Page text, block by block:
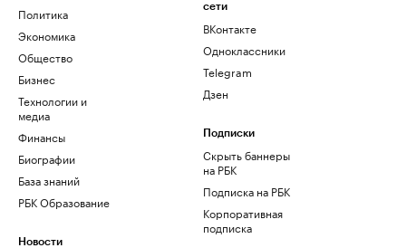
Политика
Экономика
Общество
Бизнес
Технологии и
медиа
Финансы
Биографии
База знаний
РБК Образование
Новости
сети
ВКонтакте
Одноклассники
Telegram
Дзен
Подписки
Скрыть баннеры
на РБК
Подписка на РБК
Корпоративная
подписка